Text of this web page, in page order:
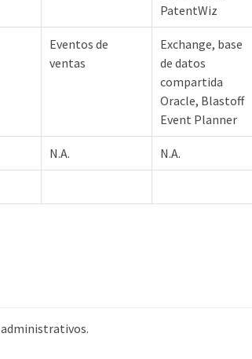
PatentWiz
Eventos de
ventas
Exchange, base
de datos
compartida
Oracle, Blastoff
Event Planner
N.A. N.A.